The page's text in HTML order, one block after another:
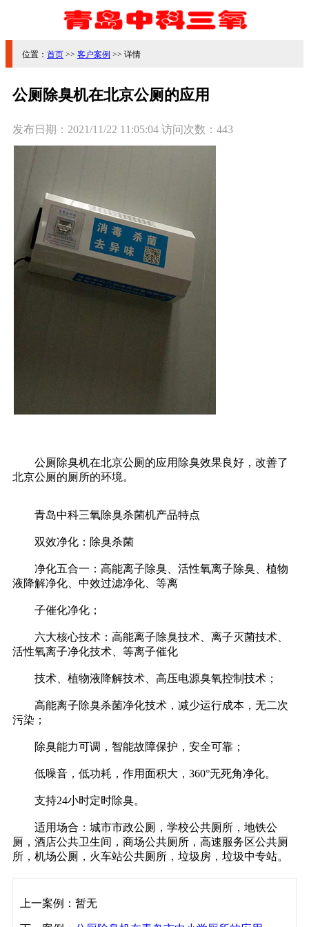
位置： 首页 >> 客户案例 >> 详情
公厕除臭机在北京公厕的应用
发布日期： 2021/11/22 11:05:04 访问次数： 443
公厕除臭机在北京公厕的应用除臭效果良好，改善了
北京公厕的厕所的环境。
青岛中科三氧除臭杀菌机产品特点
双效净化：除臭杀菌
净化五合一：高能离子除臭、活性氧离子除臭、植物
液降解净化、中效过滤净化、等离
子催化净化；
六大核心技术：高能离子除臭技术、离子灭菌技术、
活性氧离子净化技术、等离子催化
技术、植物液降解技术、高压电源臭氧控制技术；
高能离子除臭杀菌净化技术，减少运行成本，无二次
污染；
除臭能力可调，智能故障保护，安全可靠；
低噪音，低功耗，作用面积大，360°无死角净化。
支持24小时定时除臭。
适用场合：城市市政公厕，学校公共厕所，地铁公
厕，酒店公共卫生间，商场公共厕所，高速服务区公共厕
所，机场公厕，火车站公共厕所，垃圾房，垃圾中专站。
上一案例：暂无